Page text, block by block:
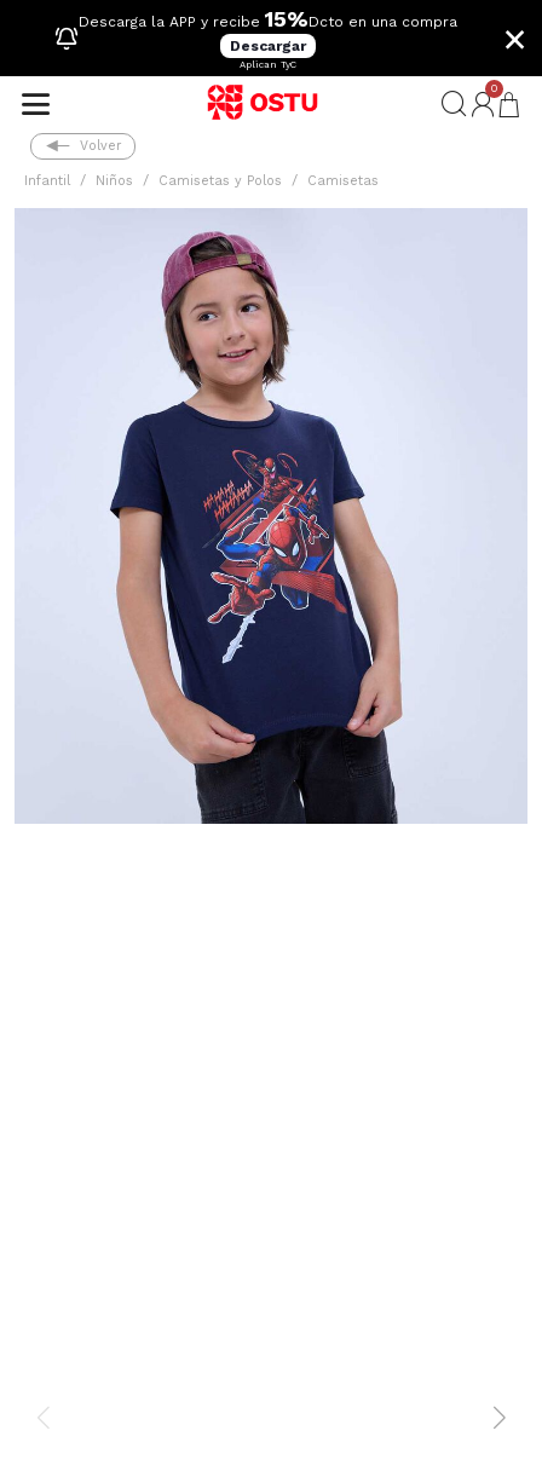
Descarga la APP y recibe 15%Dcto en una compra
Descargar
Aplican TyC
×
0
Volver
Infantil Niños Camisetas y Polos Camisetas